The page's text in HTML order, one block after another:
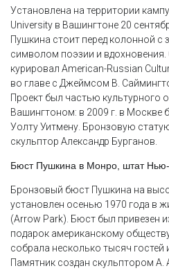
Установлена на территории
University в Вашингтоне 20
Пушкина стоит перед колонной
символом поэзии и
курировал American-Russian
во главе с Джеймсом В.
Проект был частью культурного
Вашингтоном: в 2009 г. в Москве
Уолту Уитмену. Бронзовую
скульптор Александр Бурганов.
Бюст Пушкина в Монро, штат
Бронзовый бюст Пушкина на
установлен осенью 1970 года в
(Arrow Park). Бюст был привезен
подарок американскому
собрала несколько тысяч
Памятник создан скульптором А.